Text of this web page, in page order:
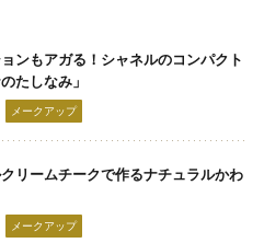
ンもアガる！シャネルのコンパクト
たしなみ」
メークアップ
リームチークで作るナチュラルかわ
メークアップ